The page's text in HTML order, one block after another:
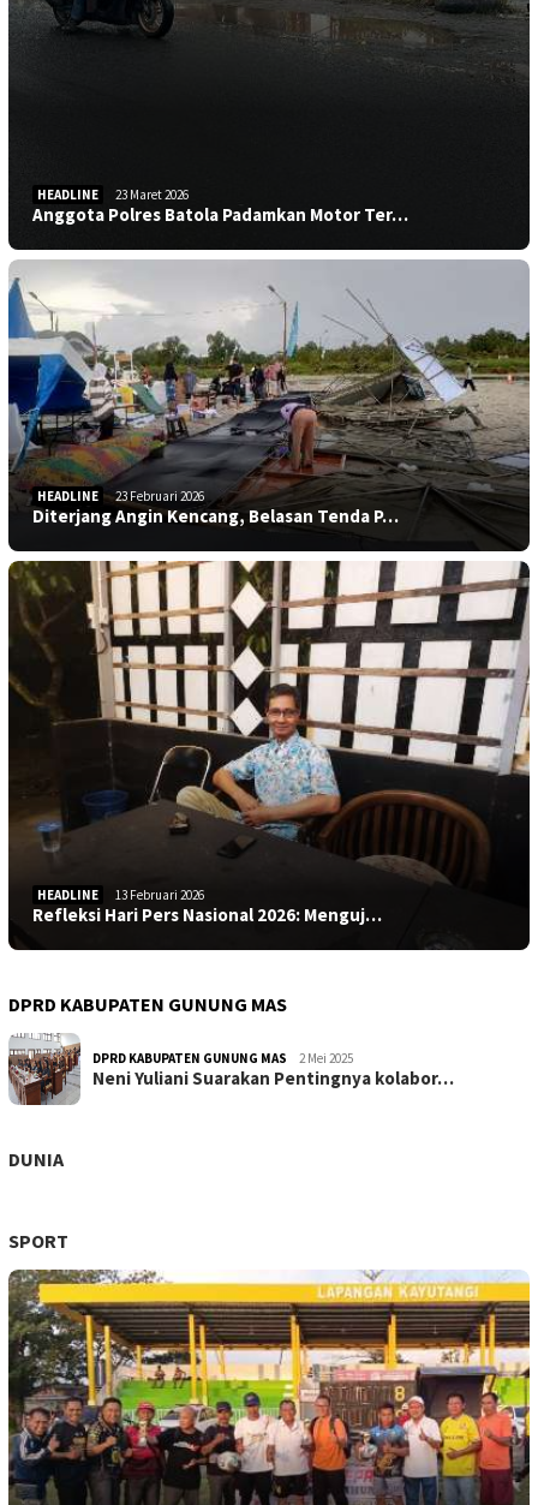
HEADLINE 23 Maret 2026
Anggota Polres Batola Padamkan Motor Ter…
HEADLINE 23 Februari 2026
Diterjang Angin Kencang, Belasan Tenda P…
HEADLINE 13 Februari 2026
Refleksi Hari Pers Nasional 2026: Menguj…
DPRD KABUPATEN GUNUNG MAS
DPRD KABUPATEN GUNUNG MAS 2 Mei 2025
Neni Yuliani Suarakan Pentingnya kolabor…
DUNIA
SPORT